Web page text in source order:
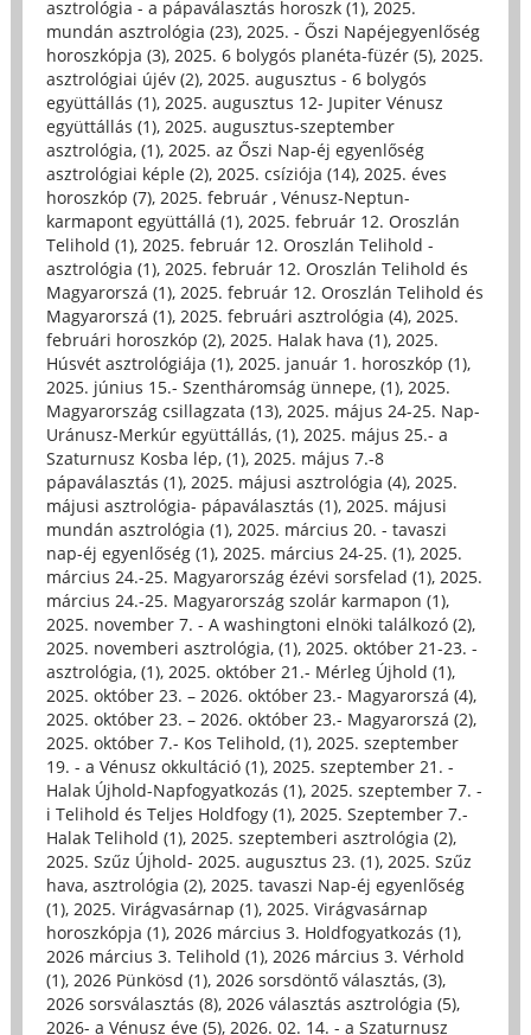
asztrológia - a pápaválasztás horoszk (1), 2025.
mundán asztrológia (23), 2025. - Őszi Napéjegyenlőség
horoszkópja (3), 2025. 6 bolygós planéta-füzér (5), 2025.
asztrológiai újév (2), 2025. augusztus - 6 bolygós
együttállás (1), 2025. augusztus 12- Jupiter Vénusz
együttállás (1), 2025. augusztus-szeptember
asztrológia, (1), 2025. az Őszi Nap-éj egyenlőség
asztrológiai képle (2), 2025. csíziója (14), 2025. éves
horoszkóp (7), 2025. február , Vénusz-Neptun-
karmapont együttállá (1), 2025. február 12. Oroszlán
Telihold (1), 2025. február 12. Oroszlán Telihold -
asztrológia (1), 2025. február 12. Oroszlán Telihold és
Magyarorszá (1), 2025. február 12. Oroszlán Telihold és
Magyarorszá (1), 2025. februári asztrológia (4), 2025.
februári horoszkóp (2), 2025. Halak hava (1), 2025.
Húsvét asztrológiája (1), 2025. január 1. horoszkóp (1),
2025. június 15.- Szentháromság ünnepe, (1), 2025.
Magyarország csillagzata (13), 2025. május 24-25. Nap-
Uránusz-Merkúr együttállás, (1), 2025. május 25.- a
Szaturnusz Kosba lép, (1), 2025. május 7.-8
pápaválasztás (1), 2025. májusi asztrológia (4), 2025.
májusi asztrológia- pápaválasztás (1), 2025. májusi
mundán asztrológia (1), 2025. március 20. - tavaszi
nap-éj egyenlőség (1), 2025. március 24-25. (1), 2025.
március 24.-25. Magyarország ézévi sorsfelad (1), 2025.
március 24.-25. Magyarország szolár karmapon (1),
2025. november 7. - A washingtoni elnöki találkozó (2),
2025. novemberi asztrológia, (1), 2025. október 21-23. -
asztrológia, (1), 2025. október 21.- Mérleg Újhold (1),
2025. október 23. – 2026. október 23.- Magyarorszá (4),
2025. október 23. – 2026. október 23.- Magyarorszá (2),
2025. október 7.- Kos Telihold, (1), 2025. szeptember
19. - a Vénusz okkultáció (1), 2025. szeptember 21. -
Halak Újhold-Napfogyatkozás (1), 2025. szeptember 7. -
i Telihold és Teljes Holdfogy (1), 2025. Szeptember 7.-
Halak Telihold (1), 2025. szeptemberi asztrológia (2),
2025. Szűz Újhold- 2025. augusztus 23. (1), 2025. Szűz
hava, asztrológia (2), 2025. tavaszi Nap-éj egyenlőség
(1), 2025. Virágvasárnap (1), 2025. Virágvasárnap
horoszkópja (1), 2026 március 3. Holdfogyatkozás (1),
2026 március 3. Telihold (1), 2026 március 3. Vérhold
(1), 2026 Pünkösd (1), 2026 sorsdöntő választás, (3),
2026 sorsválasztás (8), 2026 választás asztrológia (5),
2026- a Vénusz éve (5), 2026. 02. 14. - a Szaturnusz